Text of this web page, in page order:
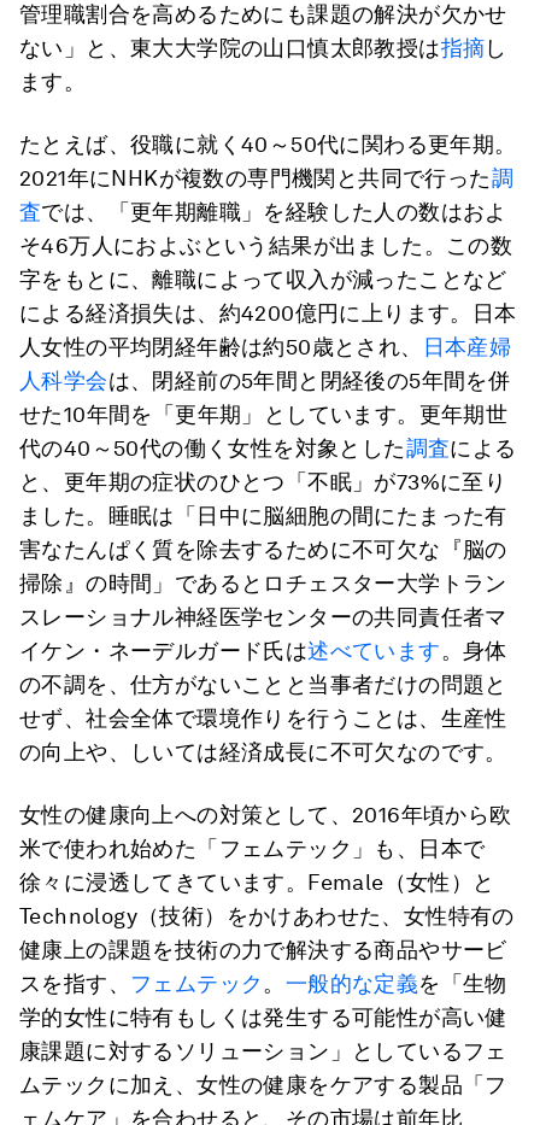
管理職割合を高めるためにも課題の解決が欠かせ
ない」と、東大大学院の山口慎太郎教授は指摘し
ます。
たとえば、役職に就く40～50代に関わる更年期。
2021年にNHKが複数の専門機関と共同で行った調
査では、「更年期離職」を経験した人の数はおよ
そ46万人におよぶという結果が出ました。この数
字をもとに、離職によって収入が減ったことなど
による経済損失は、約4200億円に上ります。日本
人女性の平均閉経年齢は約50歳とされ、
日本産婦
人科学会は、閉経前の5年間と閉経後の5年間を併
せた10年間を「更年期」としています。更年期世
代の40～50代の働く女性を対象とした調査による
と、更年期の症状のひとつ「不眠」が73%に至り
ました。睡眠は「日中に脳細胞の間にたまった有
害なたんぱく質を除去するために不可欠な『脳の
掃除』の時間」であるとロチェスター大学トラン
スレーショナル神経医学センターの共同責任者マ
イケン・ネーデルガード氏は述べています。身体
の不調を、仕方がないことと当事者だけの問題と
せず、社会全体で環境作りを行うことは、生産性
の向上や、しいては経済成長に不可欠なのです。
女性の健康向上への対策として、2016年頃から欧
米で使われ始めた「フェムテック」も、日本で
徐々に浸透してきています。Female（女性）と
Technology（技術）をかけあわせた、女性特有の
健康上の課題を技術の力で解決する商品やサービ
スを指す、 フェムテック 。 一般的な定義を「生物
学的女性に特有もしくは発生する可能性が高い健
康課題に対するソリューション」としているフェ
ムテックに加え、女性の健康をケアする製品「フ
ェムケア」を合わせると、その市場は前年比